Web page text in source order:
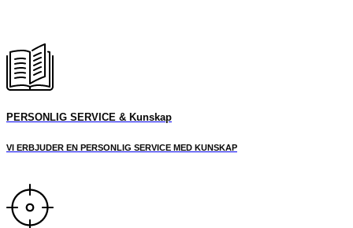
PERSONLIG SERVICE & Kunskap
VI ERBJUDER EN PERSONLIG SERVICE MED KUNSKAP